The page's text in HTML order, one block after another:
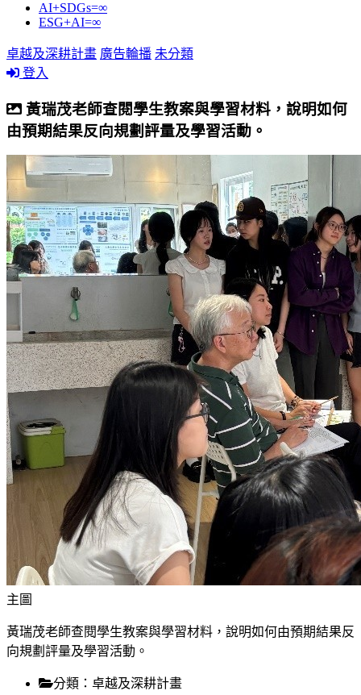
AI+SDGs=∞
ESG+AI=∞
卓越及深耕計畫 廣告輪播 未分類
登入
黃瑞茂老師查閱學生教案與學習材料，說明如何
由預期結果反向規劃評量及學習活動。
主圖
黃瑞茂老師查閱學生教案與學習材料，說明如何由預期結果反
向規劃評量及學習活動。
分類： 卓越及深耕計畫